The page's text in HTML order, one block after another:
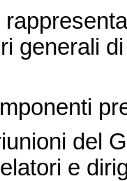
generali
del
e